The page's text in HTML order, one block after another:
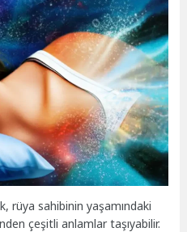
rüya sahibinin yaşamındaki
çeşitli anlamlar taşıyabilir.